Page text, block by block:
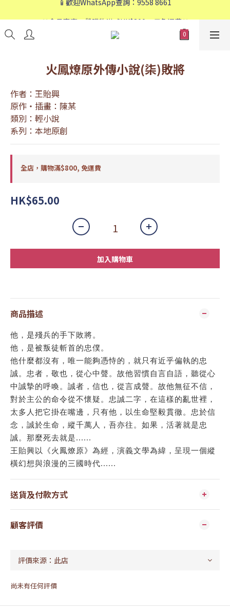
📱歡迎WhatsApp查詢：9558 8661
❤️會員專享：🛍購物滿💰HK$800，🚚免運費❤️
📱歡迎WhatsApp查詢：9558 8661
火鳳燎原外傳小說(柒)敗將
作者：王貽興
原作・插畫：陳某
類別：輕小說
系列：本地原創
全店，購物滿$800, 免運費
HK$65.00
加入購物車
商品描述
他，是殘兵的手下敗將。
他，是被叛徒斬首的忠僕。
他什麼都沒有，唯一能夠憑恃的，就只有近乎偏執的忠
誠。忠者，敬也，從心中聲。故他習慣自言自語，聽從心
中誠摯的呼喚。誠者，信也，從言成聲。故他無征不信，
對於主公的命令從不懷疑。忠誠二字，在這樣的亂世裡，
太多人把它掛在嘴邊，只有他，以生命堅毅貫徹。忠於信
念，誠於生命，縱千萬人，吾亦往。如果，活著就是忠
誠。那麼死去就是......
王貽興以《火鳳燎原》為經，演義文學為緯，呈現一個縱
橫幻想與浪漫的三國時代......
送貨及付款方式
顧客評價
尚未有任何評價